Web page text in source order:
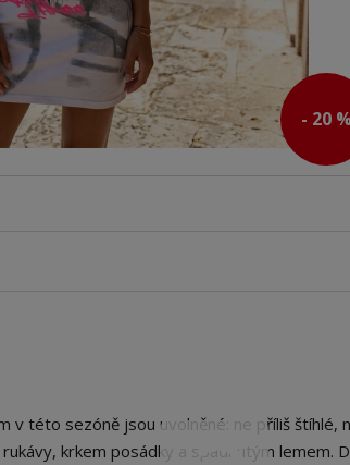
- 20
v této sezóně jsou uvolněné: ne příliš štíhlé,
krkem posádky a spadnutým lemem.